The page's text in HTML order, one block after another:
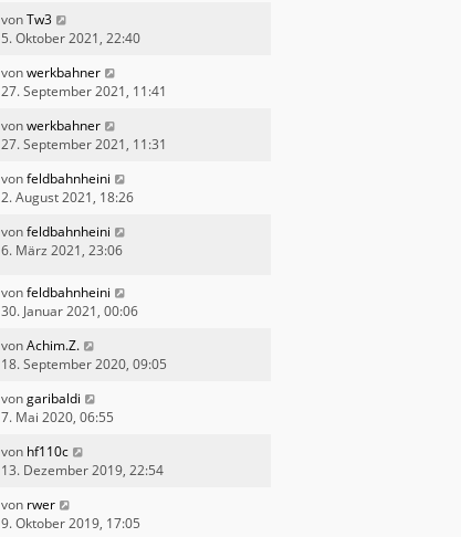
vonTw3
5. Oktober 2021, 22:40
vonwerkbahner
27. September 2021, 11:41
vonwerkbahner
27. September 2021, 11:31
vonfeldbahnheini
2. August 2021, 18:26
vonfeldbahnheini
6. März 2021, 23:06
vonfeldbahnheini
30. Januar 2021, 00:06
vonAchim.Z.
18. September 2020, 09:05
vongaribaldi
7. Mai 2020, 06:55
von hf110c
13. Dezember 2019, 22:54
von rwer
9. Oktober 2019, 17:05